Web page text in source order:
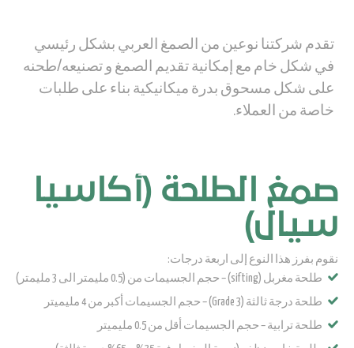
تقدم شركتنا نوعين من الصمغ العربي بشكل رئيسي
في شكل خام مع إمكانية تقديم الصمغ و تصنيعه/طحنه
على شكل مسحوق بدرة ميكانيكية بناء على طلبات
خاصة من العملاء.
صمغ الطلحة (أكاسيا
سيال)
نقوم بفرز هذا النوع إلى اربعة درجات:
طلحة مغربل (sifting) – حجم الجسيمات من (0.5 مليمتر الى 3 مليمتر)
طلحة درجة ثالثة (Grade 3) – حجم الجسيمات أكبر من 4 مليميتر
طلحة ترابية – حجم الجسيمات أقل من 0.5 مليميتر